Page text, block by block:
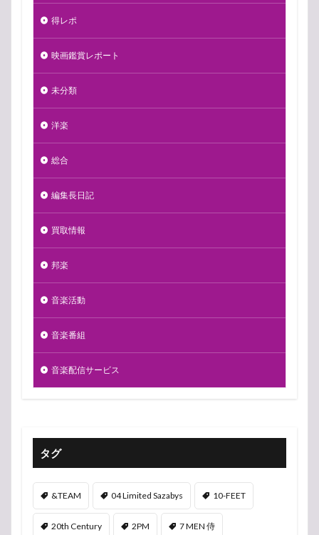
得レポ
映画鑑賞レポート
未分類
洋楽
総合
編集長日記
買取情報
邦楽
音楽活動
音楽番組
音楽配信サービス
タグ
&TEAM 04 Limited Sazabys 10-FEET
20th Century 2PM 7 MEN 侍